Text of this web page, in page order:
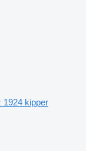
1924 kipper